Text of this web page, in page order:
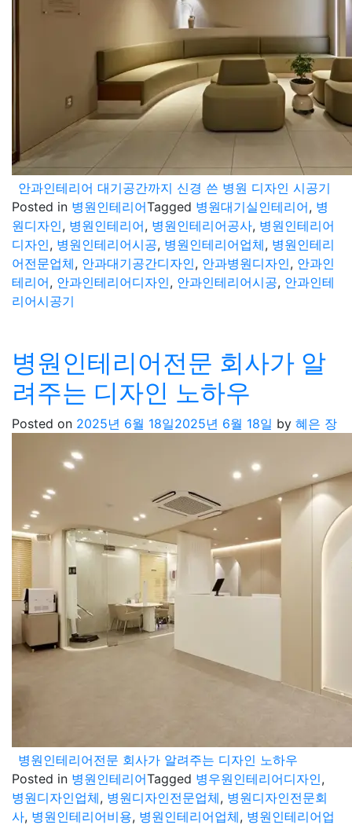
안과인테리어 대기공간까지 신경 쓴 병원 디자인 시공기
Posted in 병원인테리어Tagged 병원대기실인테리어, 병
원디자인, 병원인테리어, 병원인테리어공사, 병원인테리어
디자인, 병원인테리어시공, 병원인테리어업체, 병원인테리
어전문업체, 안과대기공간디자인, 안과병원디자인, 안과인
테리어, 안과인테리어디자인, 안과인테리어시공, 안과인테
리어시공기
병원인테리어전문 회사가 알
려주는 디자인 노하우
Posted on 2025년 6월 18일2025년 6월 18일 by 혜은 장
병원인테리어전문 회사가 알려주는 디자인 노하우
Posted in 병원인테리어Tagged 병우원인테리어디자인,
병원디자인업체, 병원디자인전문업체, 병원디자인전문회
사, 병원인테리어비용, 병원인테리어업체, 병원인테리어업